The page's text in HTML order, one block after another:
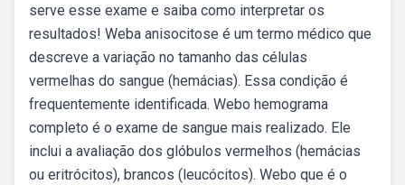
serve esse exame e saiba como interpretar os
resultados! Weba anisocitose é um termo médico que
descreve a variação no tamanho das células
vermelhas do sangue (hemácias). Essa condição é
frequentemente identificada. Webo hemograma
completo é o exame de sangue mais realizado. Ele
inclui a avaliação dos glóbulos vermelhos (hemácias
ou eritrócitos), brancos (leucócitos). Webo que é o